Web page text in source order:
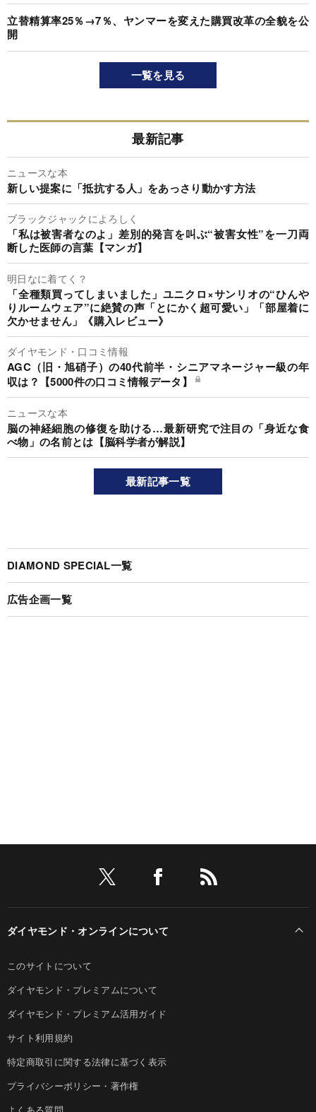
立替精算率25％→7％、ヤンマーを変えた購買改革の全貌を公
開
一覧を見る
最新記事
ニュースな本
新しい提案に「抵抗する人」をあっさり動かす方法
ブラックジャックによろしく
「私は被害者なのよ」差別的発言を叫ぶ“被害女性”を一刀両
断した医師の言葉【マンガ】
明日なに着てく？
「全種類買ってしまいました」ユニクロ×サンリオの“ひんや
りルームウェア”に絶賛の声「とにかく超可愛い」「部屋着に
欠かせません」《購入レビュー》
ダイヤモンド・口コミ情報
AGC（旧・旭硝子）の40代前半・シニアマネージャー級の年
収は？【5000件の口コミ情報データ】
ニュースな本
脳の神経細胞の修復を助ける…最新研究で注目の「身近な食
べ物」の名前とは【脳科学者が解説】
最新記事一覧
DIAMOND SPECIAL一覧
広告企画一覧
ダイヤモンド・オンラインについて
このサイトについて
ダイヤモンド・プレミアムについて
ダイヤモンド・プレミアム活用ガイド
サイト利用規約
特定商取引に関する法律に基づく表示
プライバシーポリシー・著作権
よくある質問